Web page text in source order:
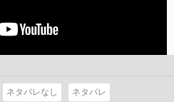
ネタバレなし ネタバレ